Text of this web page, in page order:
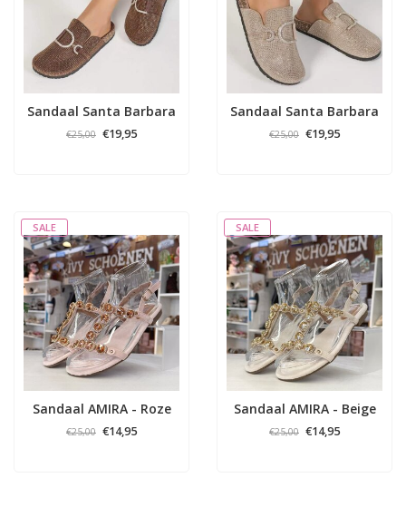
Sandaal Santa Barbara
- Bruin
€25,00 €19,95
Sandaal Santa Barbara
- Khaki
€25,00 €19,95
SALE
Sandaal AMIRA - Roze
€25,00 €14,95
SALE
Sandaal AMIRA - Beige
€25,00 €14,95